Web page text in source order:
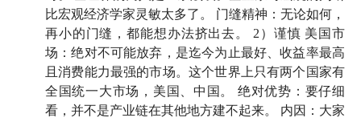
择，留住主动权。
这是一期知识密度很高、又充满人情味的节目。节目中
我们也提到了一个小小预告：我们的「投资大师系列」
（暂定名）将作为一个正式专题大概率在 6 月 18 日和
大家见面，这期节目也算是给几位老师施加点压力。我
比宏观经济学家灵敏太多了。 门缝精神：无论如何，
再小的门缝，都能想办法挤出去。 2）谨慎 美国市
场：绝对不可能放弃，是迄今为止最好、收益率最高
且消费能力最强的市场。这个世界上只有两个国家有
全国统一大市场，美国、中国。 绝对优势：要仔细
看，并不是产业链在其他地方建不起来。 内因：大家